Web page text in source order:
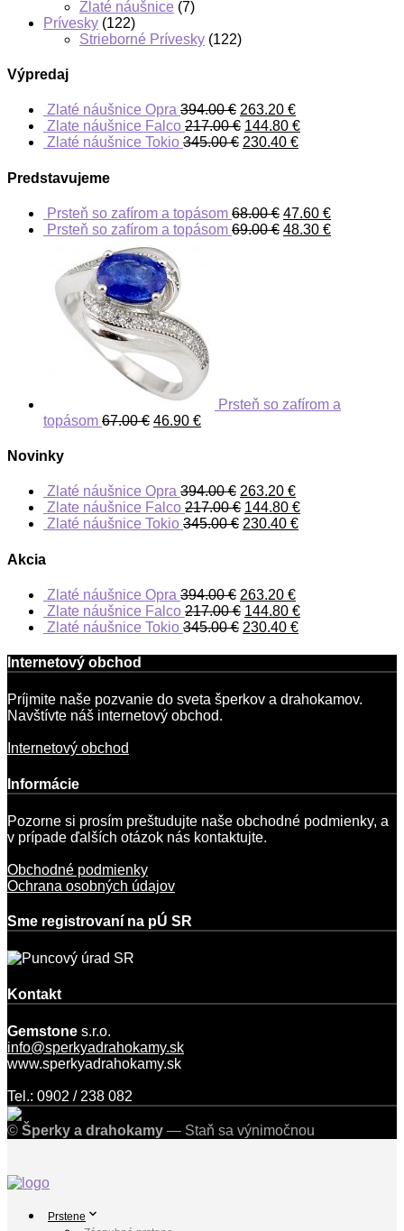
Zlaté náušnice (7)
Prívesky (122)
Strieborné Prívesky (122)
Výpredaj
Zlaté náušnice Opra 394.00€ 263.20 €
Zlate náušnice Falco 217.00€ 144.80 €
Zlaté náušnice Tokio 345.00€ 230.40 €
Predstavujeme
Prsteň so zafírom a topásom 68.00€ 47.60 €
Prsteň so zafírom a topásom 69.00€ 48.30 €
Prsteň so zafírom a
topásom 67.00€ 46.90 €
Novinky
Zlaté náušnice Opra 394.00€ 263.20 €
Zlate náušnice Falco 217.00€ 144.80 €
Zlaté náušnice Tokio 345.00€ 230.40 €
Akcia
Zlaté náušnice Opra 394.00€ 263.20 €
Zlate náušnice Falco 217.00€ 144.80 €
Zlaté náušnice Tokio 345.00€ 230.40 €
Internetový obchod
Príjmite naše pozvanie do sveta šperkov a drahokamov.
Navštívte náš internetový obchod.
Internetový obchod
Informácie
Pozorne si prosím preštudujte naše obchodné podmienky, a
v prípade ďalších otázok nás kontaktujte.
Obchodné podmienky
Ochrana osobných údajov
Sme registrovaní na pÚ SR
Kontakt
Gemstone s.r.o.
info@sperkyadrahokamy.sk
www.sperkyadrahokamy.sk
Tel.: 0902 / 238 082
© Šperky a drahokamy — Staň sa výnimočnou
Prstene